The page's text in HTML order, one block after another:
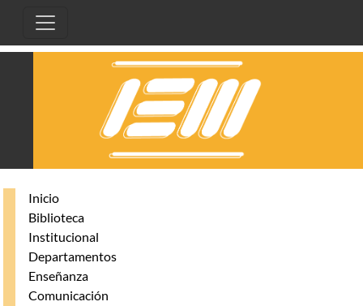
Inicio
Biblioteca
Institucional
Departamentos
Enseñanza
Comunicación